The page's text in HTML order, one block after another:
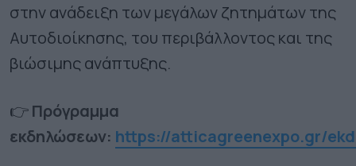
στην ανάδειξη των μεγάλων ζητημάτων της
Αυτοδιοίκησης, του περιβάλλοντος και της
βιώσιμης ανάπτυξης.
👉Πρόγραμμα
εκδηλώσεων: https://atticagreenexpo.gr/